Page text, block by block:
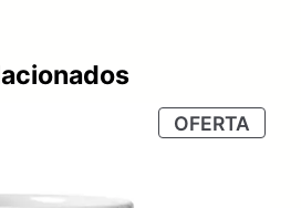
OFERTA
EN